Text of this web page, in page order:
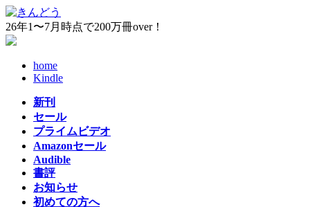
コ
ン
テ
ナ
ビ
ゲ
26年1〜7月時点で200万冊over！
home
Kindle
新刊
セール
プライムビデオ
Amazonセール
Audible
書評
お知らせ
初めての方へ